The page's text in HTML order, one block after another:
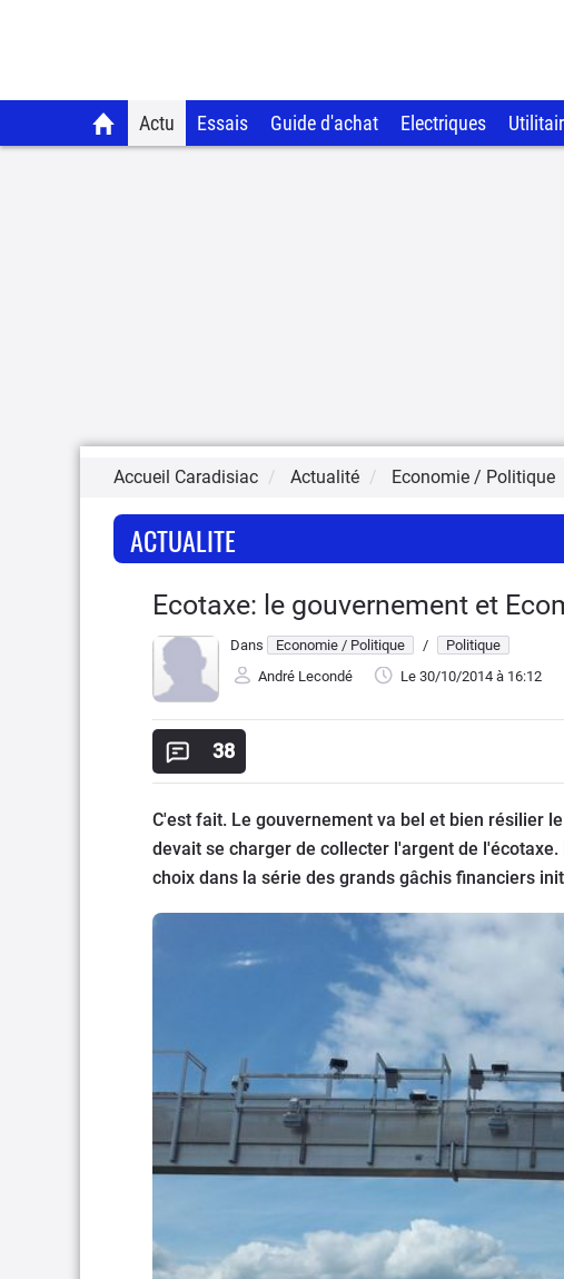
Actu Essais Guide d'achat Electriques
Accueil Caradisiac Actualité Economie / Politique
ACTUALITE
Ecotaxe: le gouvernement et
Dans Economie / Politique /
Politique
André Lecondé
Le 30/10/2014 à 16:12
38
C'est fait. Le gouvernement va bel et bien résilier
devait se charger de collecter l'argent de
choix dans la série des grands gâchis financiers